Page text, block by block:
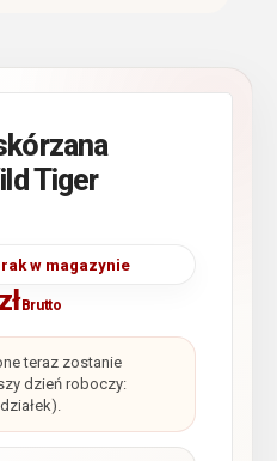
Tiger
w magazynie
złBrutto
teraz zostanie
dzień roboczy: